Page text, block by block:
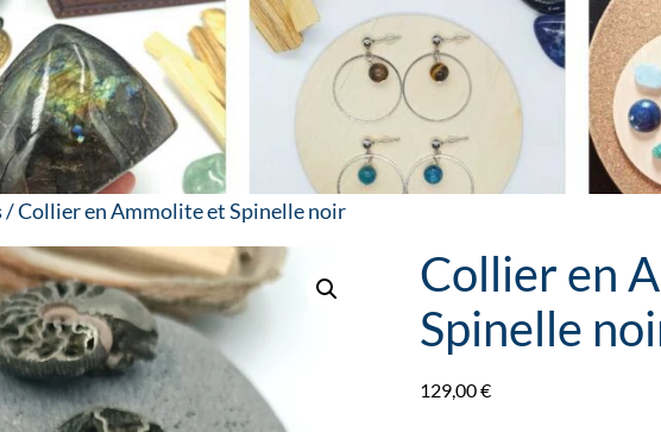
/ Collier en Ammolite et Spinelle noir
Collier en
Spinelle
129,00€